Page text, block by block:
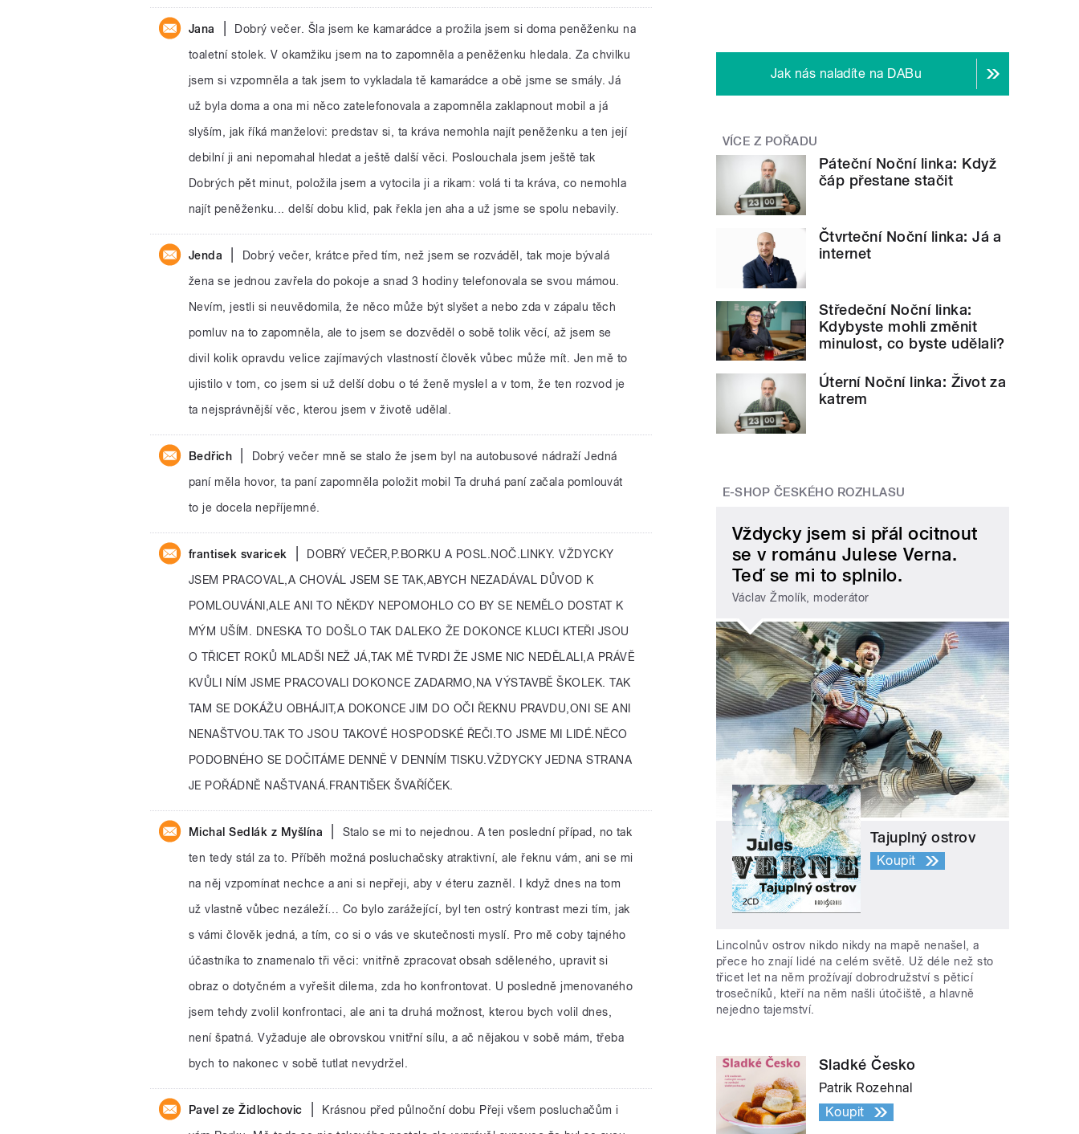
Jana
Dobrý večer. Šla jsem ke kamarádce a prožila jsem si doma peněženku na
toaletní stolek. V okamžiku jsem na to zapomněla a peněženku hledala. Za chvilku
jsem si vzpomněla a tak jsem to vykladala tě kamarádce a obě jsme se smály. Já
už byla doma a ona mi něco zatelefonovala a zapomněla zaklapnout mobil a já
slyším, jak říká manželovi: predstav si, ta kráva nemohla najít peněženku a ten její
debilní ji ani nepomahal hledat a ještě další věci. Poslouchala jsem ještě tak
Dobrých pět minut, položila jsem a vytocila ji a rikam: volá ti ta kráva, co nemohla
najít peněženku... delší dobu klid, pak řekla jen aha a už jsme se spolu nebavily.
Jenda
Dobrý večer, krátce před tím, než jsem se rozváděl, tak moje bývalá
žena se jednou zavřela do pokoje a snad 3 hodiny telefonovala se svou mámou.
Nevím, jestli si neuvědomila, že něco může být slyšet a nebo zda v zápalu těch
pomluv na to zapomněla, ale to jsem se dozvěděl o sobě tolik věcí, až jsem se
divil kolik opravdu velice zajímavých vlastností člověk vůbec může mít. Jen mě to
ujistilo v tom, co jsem si už delší dobu o té ženě myslel a v tom, že ten rozvod je
ta nejsprávnější věc, kterou jsem v životě udělal.
Bedřich
Dobrý večer mně se stalo že jsem byl na autobusové nádraží Jedná
paní měla hovor, ta paní zapomněla položit mobil Ta druhá paní začala pomlouvát
to je docela nepříjemné.
frantisek svaricek
DOBRÝ VEČER,P.BORKU A POSL.NOČ.LINKY. VŽDYCKY
JSEM PRACOVAL,A CHOVÁL JSEM SE TAK,ABYCH NEZADÁVAL DŮVOD K
POMLOUVÁNI,ALE ANI TO NĚKDY NEPOMOHLO CO BY SE NEMĚLO DOSTAT K
MÝM UŠÍM. DNESKA TO DOŠLO TAK DALEKO ŽE DOKONCE KLUCI KTEŘI JSOU
O TŘICET ROKŮ MLADŠI NEŽ JÁ,TAK MĚ TVRDI ŽE JSME NIC NEDĚLALI,A PRÁVĚ
KVŮLI NÍM JSME PRACOVALI DOKONCE ZADARMO,NA VÝSTAVBĚ ŠKOLEK. TAK
TAM SE DOKÁŽU OBHÁJIT,A DOKONCE JIM DO OČI ŘEKNU PRAVDU,ONI SE ANI
NENAŠTVOU.TAK TO JSOU TAKOVÉ HOSPODSKÉ ŘEČI.TO JSME MI LIDÉ.NĚCO
PODOBNÉHO SE DOČITÁME DENNĚ V DENNÍM TISKU.VŽDYCKY JEDNA STRANA
JE POŘÁDNĚ NAŠTVANÁ.FRANTIŠEK ŠVAŘÍČEK.
Michal Sedlák z Myšlína
Stalo se mi to nejednou. A ten poslední případ, no tak
ten tedy stál za to. Příběh možná posluchačsky atraktivní, ale řeknu vám, ani se mi
na něj vzpomínat nechce a ani si nepřeji, aby v éteru zazněl. I když dnes na tom
už vlastně vůbec nezáleží… Co bylo zarážející, byl ten ostrý kontrast mezi tím, jak
s vámi člověk jedná, a tím, co si o vás ve skutečnosti myslí. Pro mě coby tajného
účastníka to znamenalo tři věci: vnitřně zpracovat obsah sděleného, upravit si
obraz o dotyčném a vyřešit dilema, zda ho konfrontovat. U posledně jmenovaného
jsem tehdy zvolil konfrontaci, ale ani ta druhá možnost, kterou bych volil dnes,
není špatná. Vyžaduje ale obrovskou vnitřní sílu, a ač nějakou v sobě mám, třeba
bych to nakonec v sobě tutlat nevydržel.
Pavel ze Židlochovic
Krásnou před půlnoční dobu Přeji všem posluchačům i
Jak nás naladíte na DABu
VÍCE Z POŘADU
Páteční Noční linka: Když
čáp přestane stačit
Čtvrteční Noční linka: Já a
internet
Středeční Noční linka:
Kdybyste mohli změnit
minulost, co byste udělali?
Úterní Noční linka: Život za
katrem
E-SHOP ČESKÉHO ROZHLASU
Vždycky jsem si přál ocitnout
se v románu Julese Verna.
Teď se mi to splnilo.
Václav Žmolík, moderátor
Tajuplný ostrov
Koupit
Lincolnův ostrov nikdo nikdy na mapě nenašel, a
přece ho znají lidé na celém světě. Už déle než sto
třicet let na něm prožívají dobrodružství s pěticí
trosečníků, kteří na něm našli útočiště, a hlavně
nejedno tajemství.
Sladké Česko
Patrik Rozehnal
Koupit